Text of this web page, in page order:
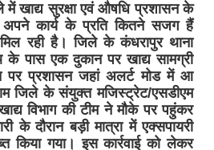
सुरक्षा एवं औषधि प्रशासन के
अपने कार्य के प्रति कितने सजग हैं
रही है। जिले के कंधरापुर थाना
के पास एक दुकान पर खाद्य सामग्री
पर प्रशासन जहां अलर्ट मोड में आ
जिले के संयुक्त मजिस्ट्रेट/एसडीएम
विभाग की टीम ने मौके पर पहुंकर
के दौरान बड़ी मात्रा में एक्सपायरी
किया गया। इस कार्रवाई को लेकर